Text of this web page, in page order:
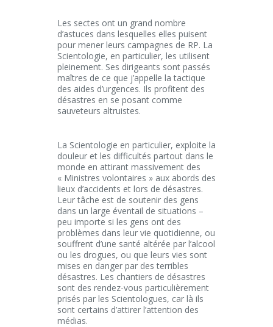
Les sectes ont un grand nombre
d’astuces dans lesquelles elles puisent
pour mener leurs campagnes de RP. La
Scientologie, en particulier, les utilisent
pleinement. Ses dirigeants sont passés
maîtres de ce que j’appelle la tactique
des aides d’urgences. Ils profitent des
désastres en se posant comme
sauveteurs altruistes.
La Scientologie en particulier, exploite la
douleur et les difficultés partout dans le
monde en attirant massivement des
« Ministres volontaires » aux abords des
lieux d’accidents et lors de désastres.
Leur tâche est de soutenir des gens
dans un large éventail de situations –
peu importe si les gens ont des
problèmes dans leur vie quotidienne, ou
souffrent d’une santé altérée par l’alcool
ou les drogues, ou que leurs vies sont
mises en danger par des terribles
désastres. Les chantiers de désastres
sont des rendez-vous particulièrement
prisés par les Scientologues, car là ils
sont certains d’attirer l’attention des
médias.